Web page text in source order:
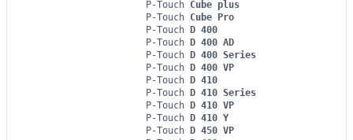
P-Touch Cube plus
P-Touch Cube Pro
P-Touch D 400
P-Touch D 400 AD
P-Touch D 400 Series
P-Touch D 400 VP
P-Touch D 410
P-Touch D 410 Series
P-Touch D 410 VP
P-Touch D 410 Y
P-Touch D 450 VP